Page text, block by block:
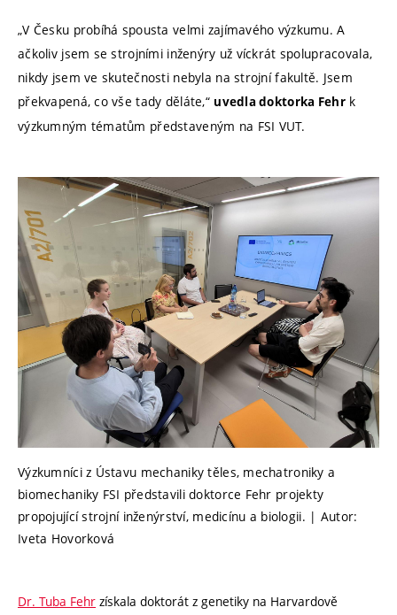
„V Česku probíhá spousta velmi zajímavého výzkumu. A
ačkoliv jsem se strojními inženýry už víckrát spolupracovala,
nikdy jsem ve skutečnosti nebyla na strojní fakultě. Jsem
překvapená, co vše tady děláte,“ uvedla doktorka Fehrk
výzkumným tématům představeným na FSI VUT.
Výzkumníci z Ústavu mechaniky těles, mechatroniky a
biomechaniky FSI představili doktorce Fehr projekty
propojující strojní inženýrství, medicínu a biologii. | Autor:
Iveta Hovorková
Dr. Tuba Fehr získala doktorát z genetiky na Harvardově